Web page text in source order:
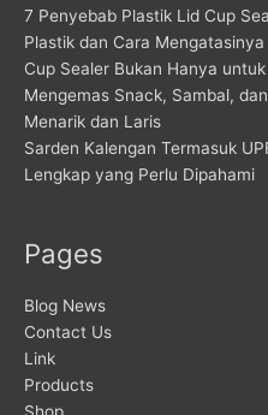
7 Penyebab Plastik Lid Cup
Plastik dan Cara Mengatasinya
Cup Sealer Bukan Hanya
Mengemas Snack, Sambal,
Menarik dan Laris
Sarden Kalengan Termasuk
Lengkap yang Perlu Dipahami
Pages
Blog News
Contact Us
Link
Products
Shop